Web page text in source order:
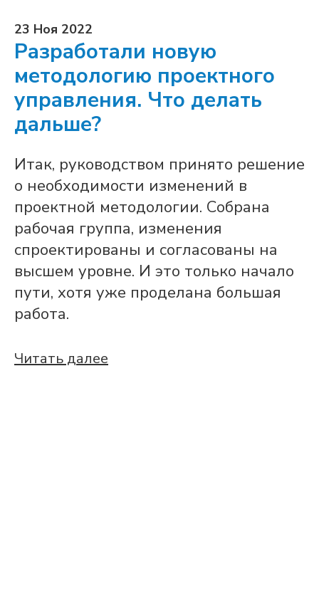
23 Ноя 2022
Разработали новую
методологию проектного
управления. Что делать
дальше?
Итак, руководством принято решение
о необходимости изменений в
проектной методологии. Собрана
рабочая группа, изменения
спроектированы и согласованы на
высшем уровне. И это только начало
пути, хотя уже проделана большая
работа.
Читать далее